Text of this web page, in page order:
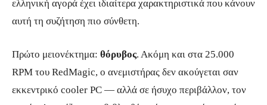
ελληνική αγορά έχει ιδιαίτερα χαρακτηριστικά που κάνουν
αυτή τη συζήτηση πιο σύνθετη.
Πρώτο μειονέκτημα: θόρυβος. Ακόμη και στα 25.000
RPM του RedMagic, ο ανεμιστήρας δεν ακούγεται σαν
εκκεντρικό cooler PC — αλλά σε ήσυχο περιβάλλον, τον